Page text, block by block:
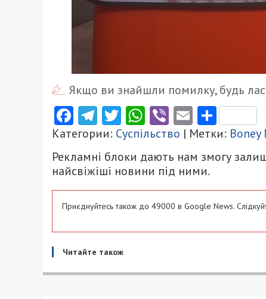
Якщо ви знайшли помилку, будь
Facebook
Telegram
Twitter
WhatsApp
ViberEmail
Категории: Суспільство | Метки: Boney
Рекламні блоки дають нам змогу
найсвіжіші новини під ними.
Приєднуйтесь також до 49000 в Google News.
Читайте також